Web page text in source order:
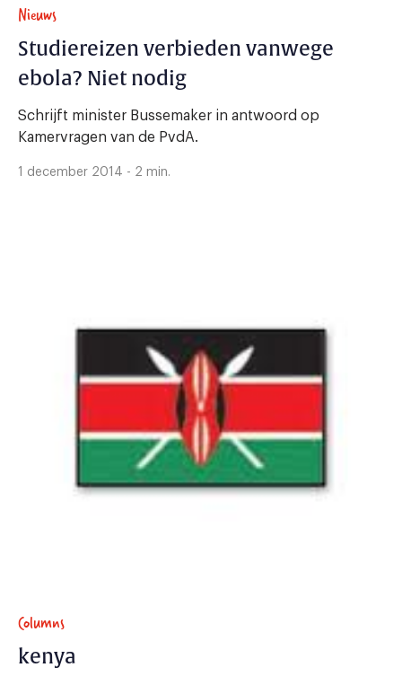
Nieuws
Studiereizen verbieden vanwege
ebola? Niet nodig
Schrijft minister Bussemaker in antwoord op
Kamervragen van de PvdA.
1 december 2014 - 2 min.
Columns
kenya